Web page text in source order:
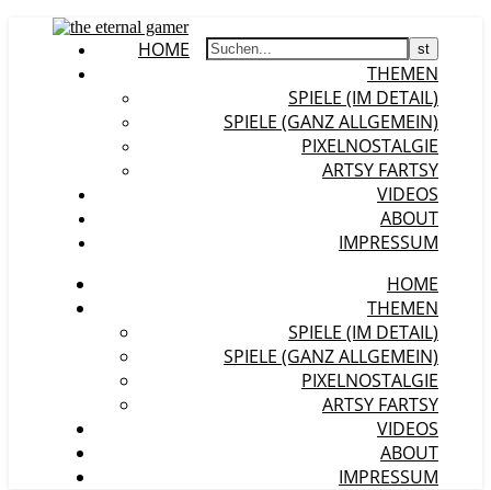
HOME
THEMEN
SPIELE (IM DETAIL)
SPIELE (GANZ ALLGEMEIN)
PIXELNOSTALGIE
ARTSY FARTSY
VIDEOS
ABOUT
IMPRESSUM
HOME
THEMEN
SPIELE (IM DETAIL)
SPIELE (GANZ ALLGEMEIN)
PIXELNOSTALGIE
ARTSY FARTSY
VIDEOS
ABOUT
IMPRESSUM